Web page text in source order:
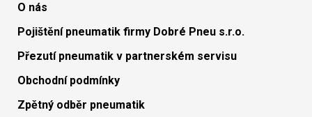
O nás
Pojištění pneumatik firmy Dobré Pneu s.r.o.
Přezutí pneumatik v partnerském servisu
Obchodní podmínky
Zpětný odběr pneumatik